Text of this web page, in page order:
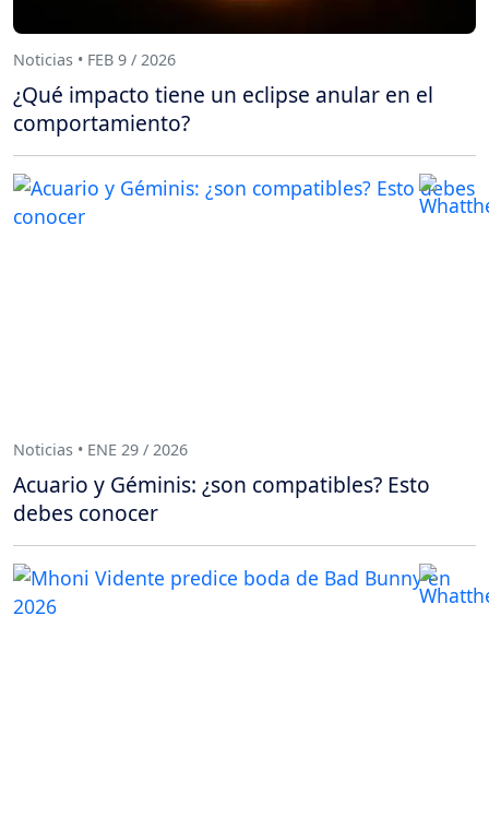
Noticias • FEB 9 / 2026
¿Qué impacto tiene un eclipse anular en el
comportamiento?
Noticias • ENE 29 / 2026
Acuario y Géminis: ¿son compatibles? Esto
debes conocer